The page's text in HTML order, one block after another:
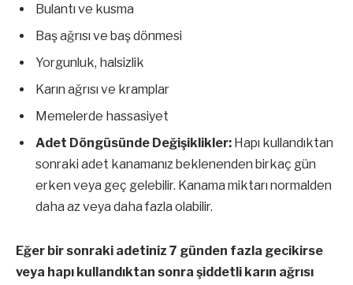
Bulantı ve kusma
Baş ağrısı ve baş dönmesi
Yorgunluk, halsizlik
Karın ağrısı ve kramplar
Memelerde hassasiyet
Adet Döngüsünde Değişiklikler: Hapı kullandıktan
sonraki adet kanamanız beklenenden birkaç gün
erken veya geç gelebilir. Kanama miktarı normalden
daha az veya daha fazla olabilir.
Eğer bir sonraki adetiniz 7 günden fazla gecikirse
veya hapı kullandıktan sonra şiddetli karın ağrısı